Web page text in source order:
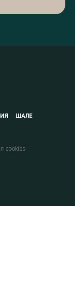
ШАЛЕ
cookies